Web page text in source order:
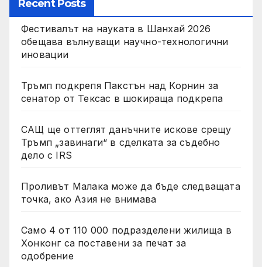
Recent Posts
Фестивалът на науката в Шанхай 2026
обещава вълнуващи научно-технологични
иновации
Тръмп подкрепя Пакстън над Корнин за
сенатор от Тексас в шокираща подкрепа
САЩ ще оттеглят данъчните искове срещу
Тръмп „завинаги“ в сделката за съдебно
дело с IRS
Проливът Малака може да бъде следващата
точка, ако Азия не внимава
Само 4 от 110 000 подразделени жилища в
Хонконг са поставени за печат за
одобрение